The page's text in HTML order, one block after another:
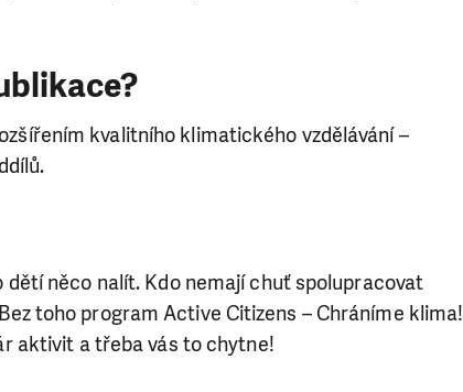
kvalitního klimatického vzdělávání –
něco nalít. Kdo nemají chuť spolupracovat
toho program Active Citizens – Chráníme klima!
aktivit a třeba vás to chytne!